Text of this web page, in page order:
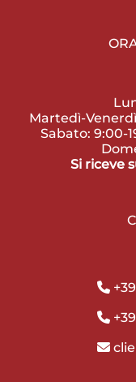
Martedì-
Sabato: 9:00-
Si riceve